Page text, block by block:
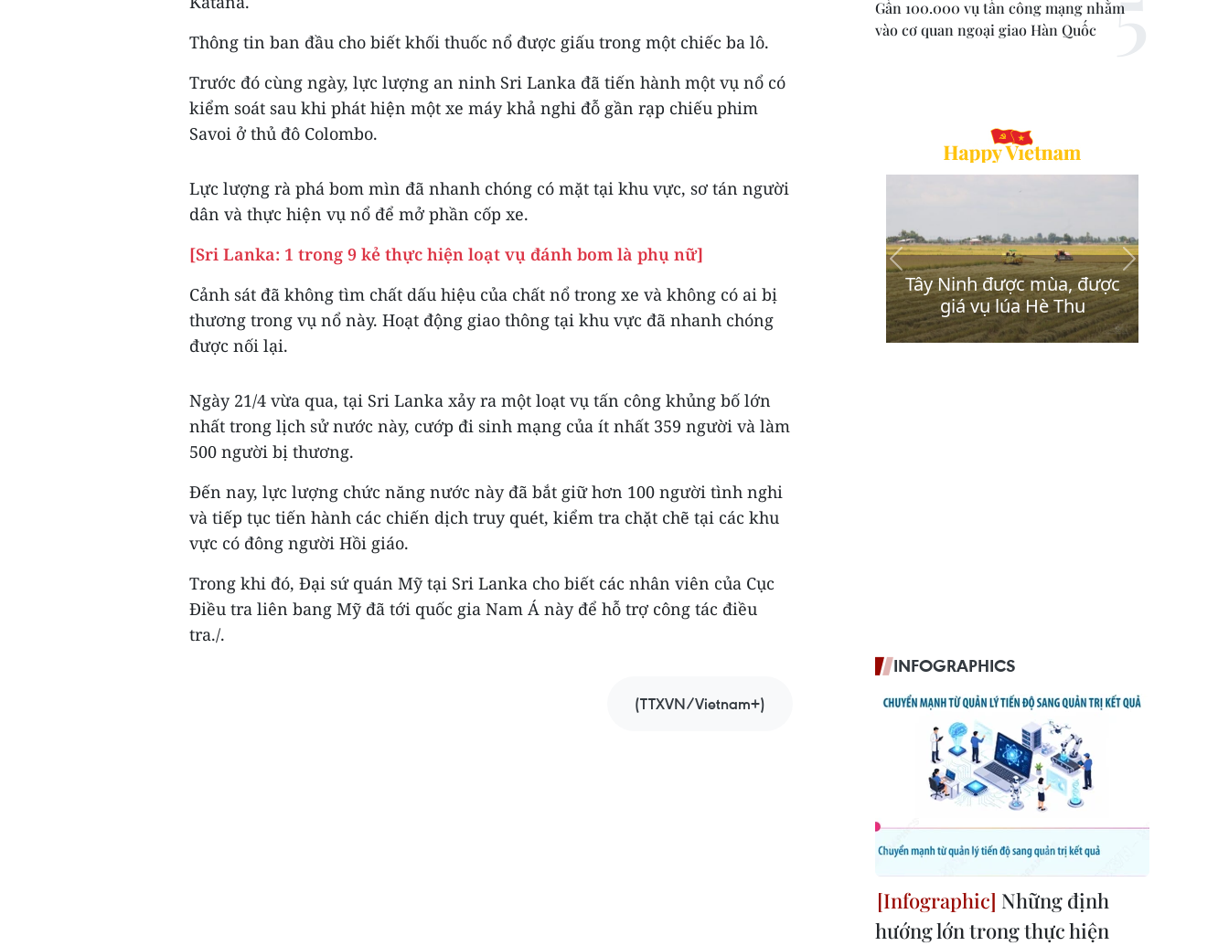
Thông tin ban đầu cho biết khối thuốc nổ được giấu trong một chiếc ba lô.
Trước đó cùng ngày, lực lượng an ninh Sri Lanka đã tiến hành một vụ nổ có
kiểm soát sau khi phát hiện một xe máy khả nghi đỗ gần rạp chiếu phim
Savoi ở thủ đô Colombo.
Lực lượng rà phá bom mìn đã nhanh chóng có mặt tại khu vực, sơ tán người
dân và thực hiện vụ nổ để mở phần cốp xe.
[Sri Lanka: 1 trong 9 kẻ thực hiện loạt vụ đánh bom là phụ nữ]
Cảnh sát đã không tìm chất dấu hiệu của chất nổ trong xe và không có ai bị
thương trong vụ nổ này. Hoạt động giao thông tại khu vực đã nhanh chóng
được nối lại.
Ngày 21/4 vừa qua, tại Sri Lanka xảy ra một loạt vụ tấn công khủng bố lớn
nhất trong lịch sử nước này, cướp đi sinh mạng của ít nhất 359 người và làm
500 người bị thương.
Đến nay, lực lượng chức năng nước này đã bắt giữ hơn 100 người tình nghi
và tiếp tục tiến hành các chiến dịch truy quét, kiểm tra chặt chẽ tại các khu
vực có đông người Hồi giáo.
Trong khi đó, Đại sứ quán Mỹ tại Sri Lanka cho biết các nhân viên của Cục
Điều tra liên bang Mỹ đã tới quốc gia Nam Á này để hỗ trợ công tác điều
tra./.
(TTXVN/Vietnam+)
Gần 100.000 vụ tấn công mạng nhằm
vào cơ quan ngoại giao Hàn Quốc
INFOGRAPHICS
Những định
hướng lớn trong thực hiện